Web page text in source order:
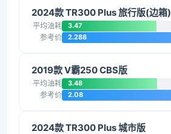
2024款 TR300 Plus 旅行版(边箱)
平均油耗 3.47
参考价 2.288
2019款 V霸250 CBS版
平均油耗 3.48
参考价 2.08
2024款 TR300 Plus 城市版